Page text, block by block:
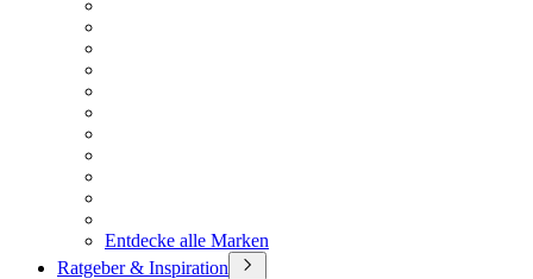
Entdecke alle Marken
Ratgeber & Inspiration